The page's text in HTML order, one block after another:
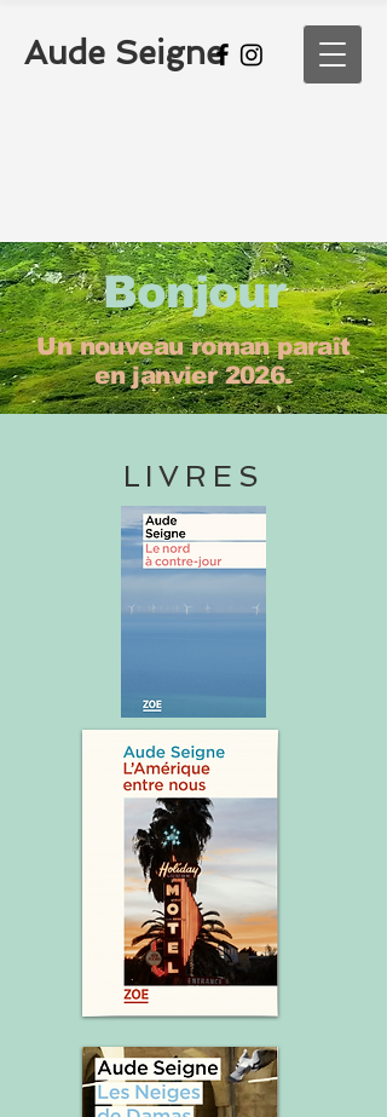
Aude Seigne
Bonjour
Un nouveau roman paraît
en janvier 2026.
LIVRES